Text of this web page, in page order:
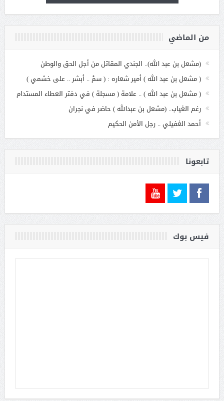
من الماضي
(مشعل بن عبد الله).. الجندي المقاتل من أجل الحق والوطن
( مشعل بن عبد الله ) أمير شعاره : ( سمْ .. أبشر .. على خشمي )
( مشعل بن عبد الله ) .. علامة ( مسجلة ) في دفتر العطاء المستدام
رغم الغياب.. (مشعل بن عبدالله ) حاضر في نجران
أحمد الغفيلي .. رجل الأمن الحكيم
تابعونا
فيس بوك